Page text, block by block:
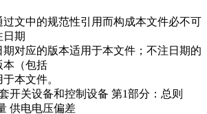
文中的规范性引用而构成本文件必不可
日期
对应的版本适用于本文件；不注日期的
本（包括
本文件。
开关设备和控制设备 第1部分：总则
供电电压偏差